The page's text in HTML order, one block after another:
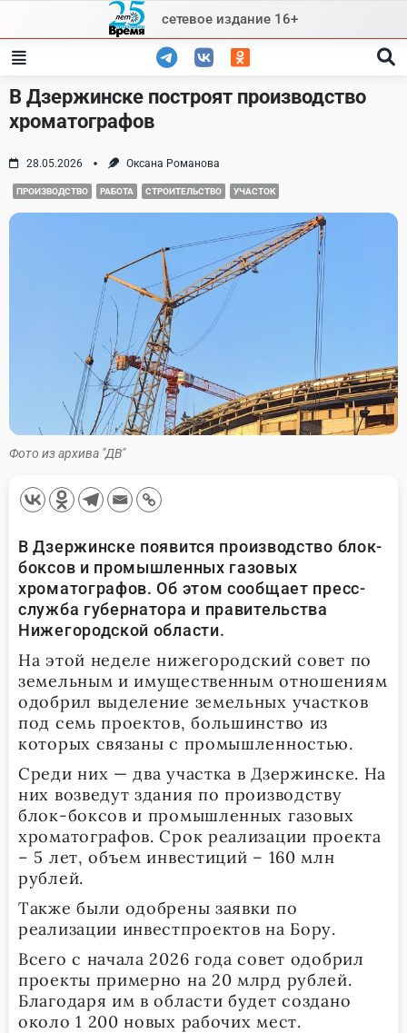
content
сетевое издание 16+
В Дзержинске построят производство
хроматографов
28.05.2026 Оксана Романова
ПРОИЗВОДСТВО РАБОТА СТРОИТЕЛЬСТВО УЧАСТОК
Фото из архива "ДВ"
В Дзержинске появится производство блок-
боксов и промышленных газовых
хроматографов. Об этом сообщает пресс-
служба губернатора и правительства
Нижегородской области.
На этой неделе нижегородский совет по
земельным и имущественным отношениям
одобрил выделение земельных участков
под семь проектов, большинство из
которых связаны с промышленностью.
Среди них — два участка в Дзержинске. На
них возведут здания по производству
блок-боксов и промышленных газовых
хроматографов. Срок реализации проекта
– 5 лет, объем инвестиций – 160 млн
рублей.
Также были одобрены заявки по
реализации инвестпроектов на Бору.
Всего с начала 2026 года совет одобрил
проекты примерно на 20 млрд рублей.
Благодаря им в области будет создано
около 1 200 новых рабочих мест.